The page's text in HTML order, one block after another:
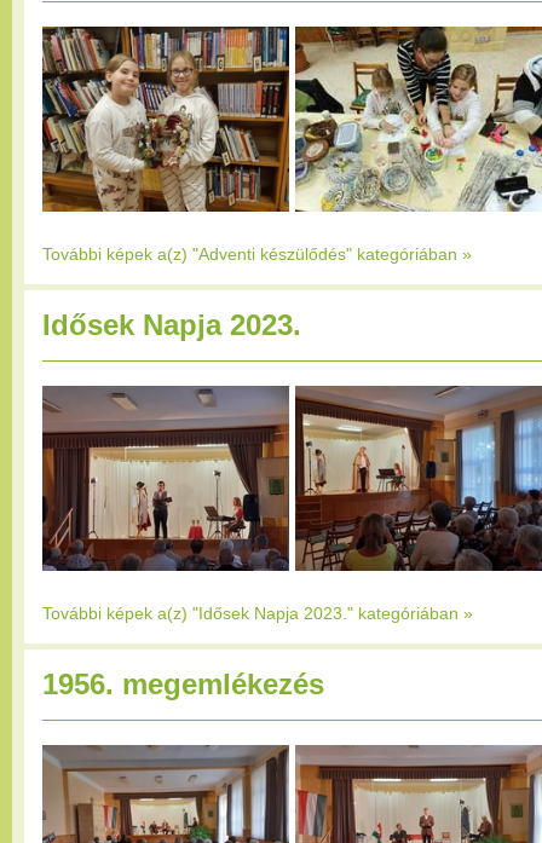
További képek a(z) "Adventi készülődés" kategóriában »
Idősek Napja 2023.
További képek a(z) "Idősek Napja 2023." kategóriában »
1956. megemlékezés